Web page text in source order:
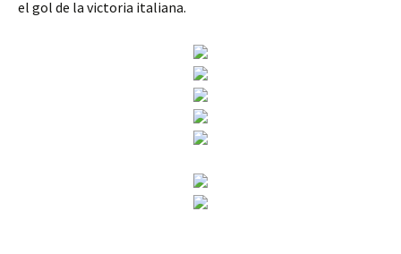
el gol de la victoria italiana.